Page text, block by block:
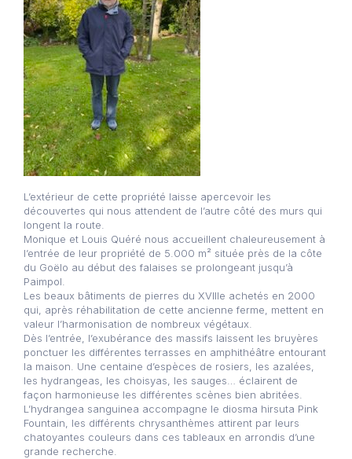
L’extérieur de cette propriété laisse apercevoir les
découvertes qui nous attendent de l’autre côté des murs qui
longent la route.
Monique et Louis Quéré nous accueillent chaleureusement à
l’entrée de leur propriété de 5.000 m² située près de la côte
du Goëlo au début des falaises se prolongeant jusqu’à
Paimpol.
Les beaux bâtiments de pierres du XVIIIe achetés en 2000
qui, après réhabilitation de cette ancienne ferme, mettent en
valeur l’harmonisation de nombreux végétaux.
Dès l’entrée, l’exubérance des massifs laissent les bruyères
ponctuer les différentes terrasses en amphithéâtre entourant
la maison. Une centaine d’espèces de rosiers, les azalées,
les hydrangeas, les choisyas, les sauges… éclairent de
façon harmonieuse les différentes scènes bien abritées.
L’hydrangea sanguinea accompagne le diosma hirsuta Pink
Fountain, les différents chrysanthèmes attirent par leurs
chatoyantes couleurs dans ces tableaux en arrondis d’une
grande recherche.